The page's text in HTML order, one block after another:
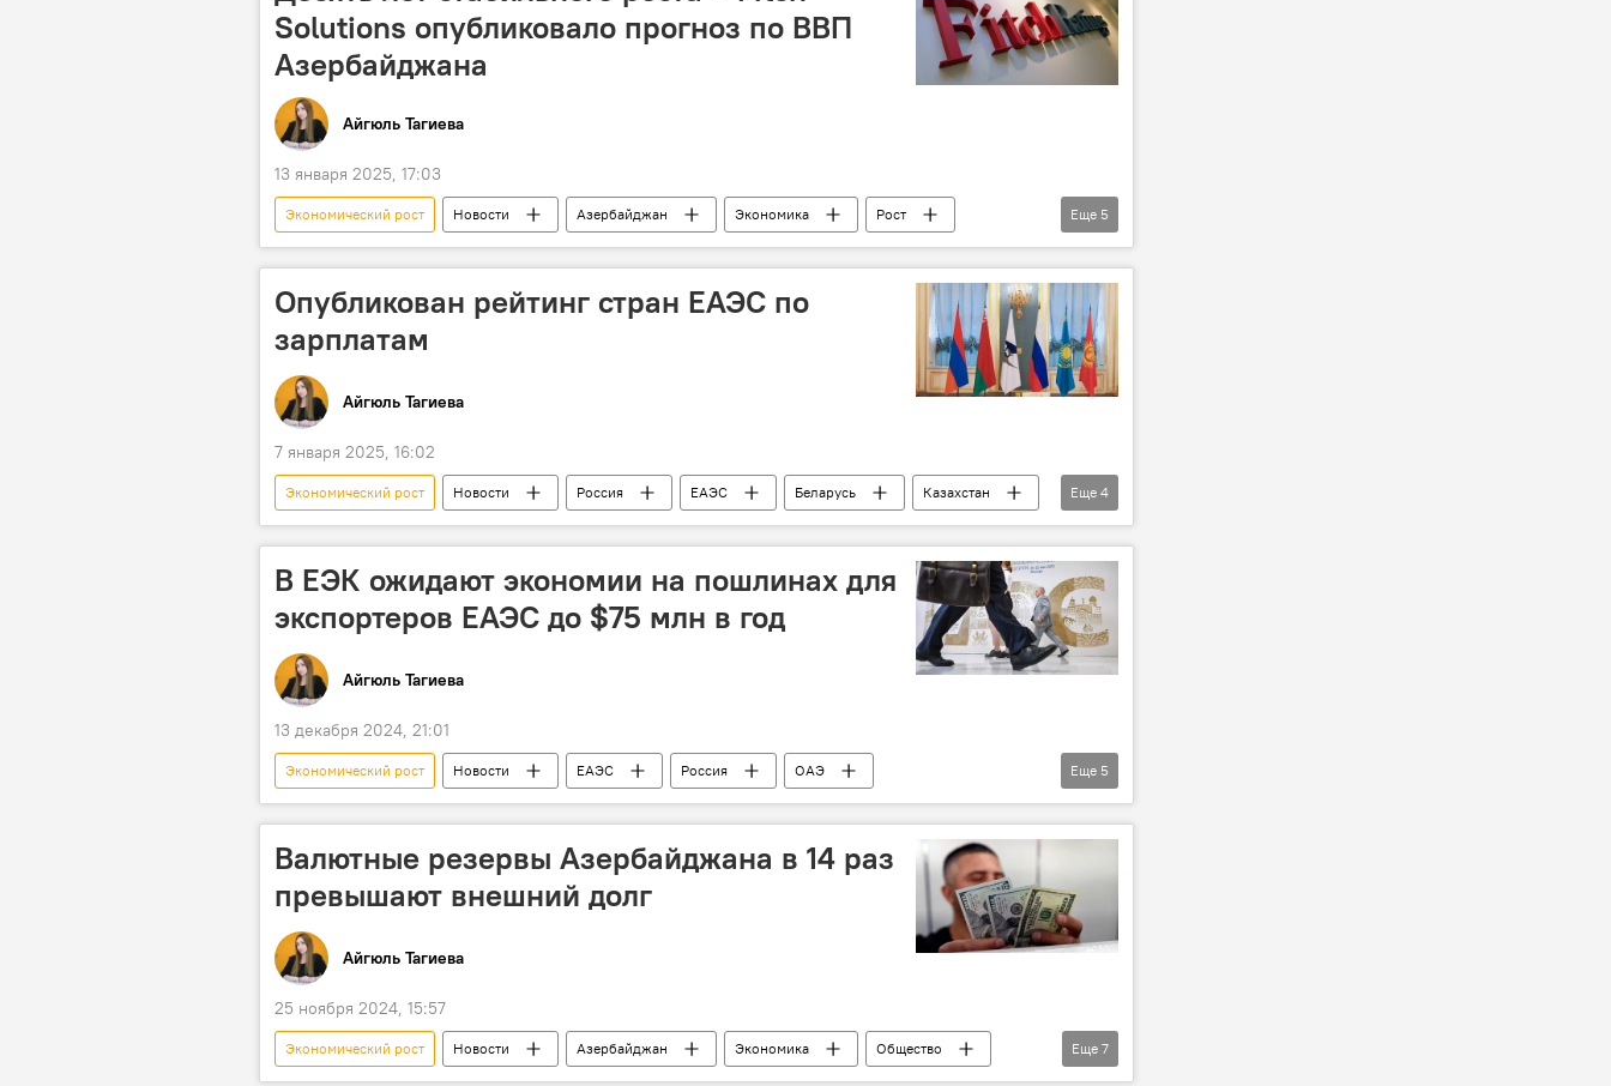
Solutions опубликовало прогноз по ВВП
Азербайджана
Айгюль Тагиева
13 января 2025, 17:03
Экономический рост Новости Азербайджан Экономика
Рост
Показатели
энергоресурсы ООН Fitch Ratings Инфляция
Еще 5
Опубликован рейтинг стран ЕАЭС по
зарплатам
Айгюль Тагиева
7 января 2025, 16:02
Экономический рост Новости Россия ЕАЭС Беларусь
Казахстан
Армения
Зарплата Общество Экономика
Еще 4
В ЕЭК ожидают экономии на пошлинах для
экспортеров ЕАЭС до $75 млн в год
Айгюль Тагиева
13 декабря 2024, 21:01
Экономический рост Новости ЕАЭС Россия
ОАЭ
Евразийская экономическая комиссия
министр по торговле ЕЭК Андрей Слепнев
Еще 5
Валютные резервы Азербайджана в 14 раз
превышают внешний долг
Айгюль Тагиева
25 ноября 2024, 15:57
Экономический рост Новости Азербайджан Экономика
Общество
Еще 7